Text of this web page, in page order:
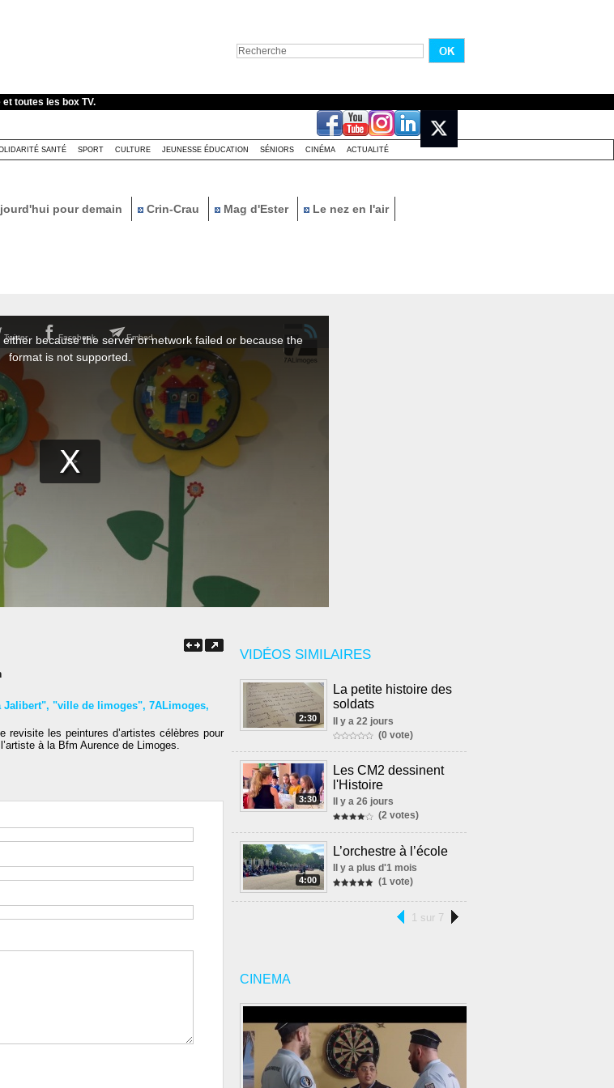
toutes les box TV.
SANTÉ SPORT CULTURE JEUNESSE ÉDUCATION SÉNIORS CINÉMA ACTUALITÉ
pour demain Crin-Crau Mag d'Ester Le nez en l'air
VIDÉOS SIMILAIRES
2:30
La petite histoire des
soldats
Il y a 22 jours
(0 vote)
3:30
Les CM2 dessinent
l'Histoire
Il y a 26 jours
(2 votes)
4:00
L’orchestre à l’école
Il y a plus d'1 mois
(1 vote)
1 sur 7
CINEMA
Jalibert", "ville de limoges", 7ALimoges,
les peintures d’artistes célèbres pour
à la Bfm Aurence de Limoges.